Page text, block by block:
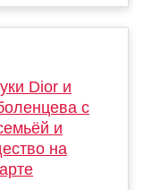
Dior и
с
и
на